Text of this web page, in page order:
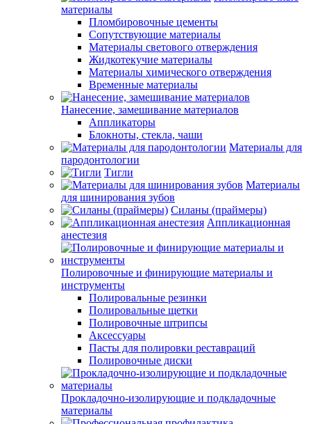
материалы
Пломбировочные цементы
Сопутствующие материалы
Материалы светового отверждения
Жидкотекучие материалы
Материалы химического отверждения
Временные материалы
Нанесение, замешивание материалов
Аппликаторы
Блокноты, стекла, чаши
Материалы для
пародонтологии
Тигли
Материалы
для шинирования зубов
Силаны (праймеры)
Аппликационная
анестезия
Полировочные и финирующие материалы и
инструменты
Полировальные резинки
Полировальные щетки
Полировочные штрипсы
Аксессуары
Пасты для полировки реставраций
Полировочные диски
Прокладочно-изолирующие и подкладочные
материалы